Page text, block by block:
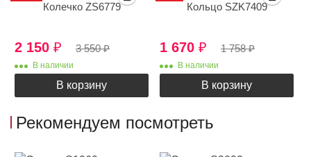
Колечко ZS6779
2 150 ₽ 3 550₽
В наличии
В корзину
Кольцо SZK7409
1 670 ₽ 1 758₽
В наличии
В корзину
Рекомендуем посмотреть